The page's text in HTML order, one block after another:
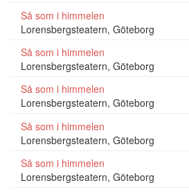
Så som i himmelen
Lorensbergsteatern, Göteborg
Så som i himmelen
Lorensbergsteatern, Göteborg
Så som i himmelen
Lorensbergsteatern, Göteborg
Så som i himmelen
Lorensbergsteatern, Göteborg
Så som i himmelen
Lorensbergsteatern, Göteborg